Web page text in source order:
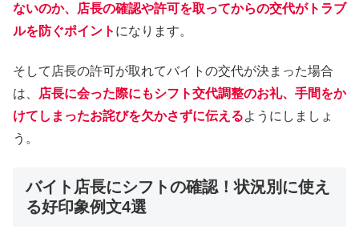
ないのか、店長の確認や許可を取ってからの交代がトラブ
ルを防ぐポイント になります。
そして店長の許可が取れてバイトの交代が決まった場合
は、
店長に会った際にもシフト交代調整のお礼、手間をか
けてしまったお詫びを欠かさずに伝えるようにしましょ
う。
バイト店長にシフトの確認！状況別に使え
る好印象例文4選